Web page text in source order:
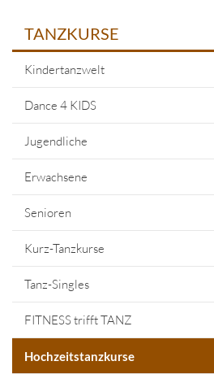
TANZKURSE
Kindertanzwelt
Dance 4 KIDS
Jugendliche
Erwachsene
Senioren
Kurz-Tanzkurse
Tanz-Singles
FITNESS trifft TANZ
Hochzeitstanzkurse